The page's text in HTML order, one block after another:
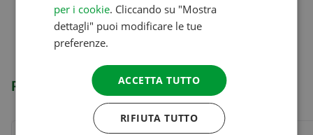
Prodotti correlati
per i cookie. Cliccando su "Mostra
dettagli" puoi modificare le tue
preferenze.
ACCETTA TUTTO
RIFIUTA TUTTO